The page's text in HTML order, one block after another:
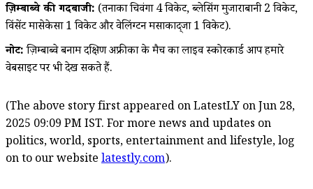
ज़िम्बाब्वे की गेंदबाजी: (तनाका चिवंगा 4 विकेट, ब्लेसिंग मुजाराबानी 2 विकेट,
विंसेंट मासेकेसा 1 विकेट और वेलिंग्टन मसाकाद्जा 1 विकेट).
नोट:ज़िम्बाब्वे बनाम दक्षिण अफ्रीका के मैच का लाइव स्कोरकार्ड आप हमारे
वेबसाइट पर भी देख सकते हैं.
(The above story first appeared on LatestLY on Jun 28,
2025 09:09 PM IST. For more news and updates on
politics, world, sports, entertainment and lifestyle, log
on to our website latestly.com).